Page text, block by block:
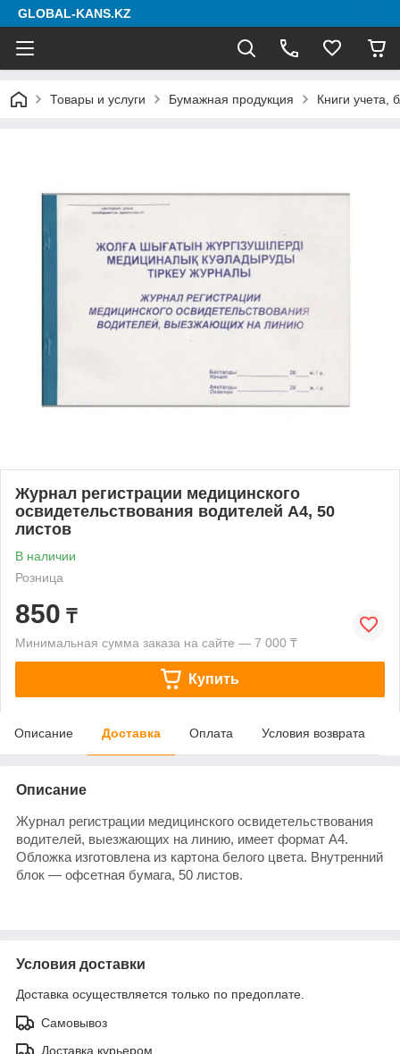
GLOBAL-KANS.KZ
Товары и услуги Бумажная продукция Книги учета,
Журнал регистрации медицинского
освидетельствования водителей А4, 50
листов
В наличии
Розница
850 ₸
Минимальная сумма заказа на сайте — 7 000 ₸
Купить
Описание Доставка Оплата Условия возврата
Описание
Журнал регистрации медицинского освидетельствования
водителей, выезжающих на линию, имеет формат А4.
Обложка изготовлена из картона белого цвета. Внутренний
блок — офсетная бумага, 50 листов.
Условия доставки
Доставка осуществляется только по предоплате.
Самовывоз
Доставка курьером